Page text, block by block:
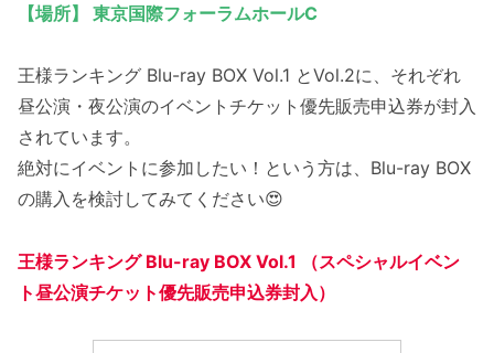
【場所】 東京国際フォーラムホールC
王様ランキング Blu-ray BOX Vol.1 とVol.2に、それぞれ
昼公演・夜公演のイベントチケット優先販売申込券が封入
されています。
絶対にイベントに参加したい！という方は、Blu-ray BOX
の購入を検討してみてください😍
王様ランキング Blu-ray BOX Vol.1 （スペシャルイベン
ト昼公演チケット優先販売申込券封入）